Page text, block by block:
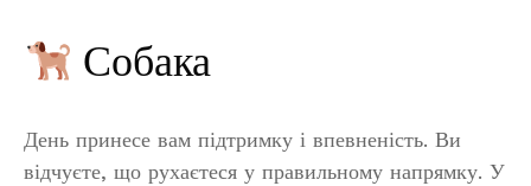
Собака
День принесе вам підтримку і впевненість. Ви
відчуєте, що рухаєтеся у правильному напрямку. У